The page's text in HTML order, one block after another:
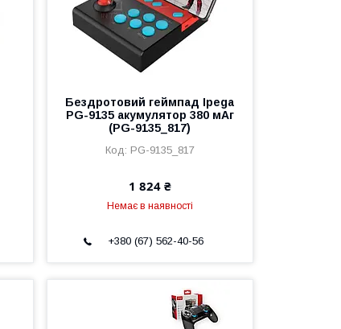
Бездротовий геймпад Ipega
PG-9135 акумулятор 380 мАг
(PG-9135_817)
PG-9135_817
1 824 ₴
Немає в наявності
+380 (67) 562-40-56